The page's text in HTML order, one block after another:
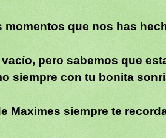
que nos has
pero sabemos que
siempre con tu bonita
Maximes siempre te